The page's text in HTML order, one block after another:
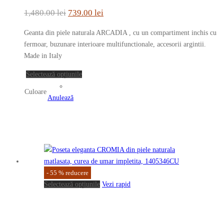
variații.
pot
fi
1,480.00lei Prețul
1,480.00 lei.
739.00 lei
este:
Geanta din piele naturala ARCADIA , cu un compartiment inchis cu
fermoar, buzunare interioare multifunctionale, accesorii argintii.
Made in Italy
Selectează opțiunileAcest
pot
fi
alese
în
Culoare
Anulează
- 55 % reducere
Selectează opțiunile Acest
Vezi rapid